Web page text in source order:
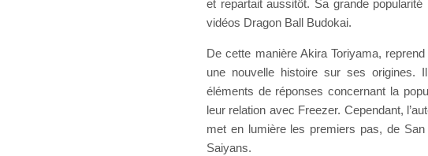
et repartait aussitôt. Sa grande
vidéos Dragon Ball Budokai.
De cette manière Akira Toriyama,
une nouvelle histoire sur ses origines.
éléments de réponses concernant la
leur relation avec Freezer. Cependant,
met en lumière les premiers pas, de
Saiyans.